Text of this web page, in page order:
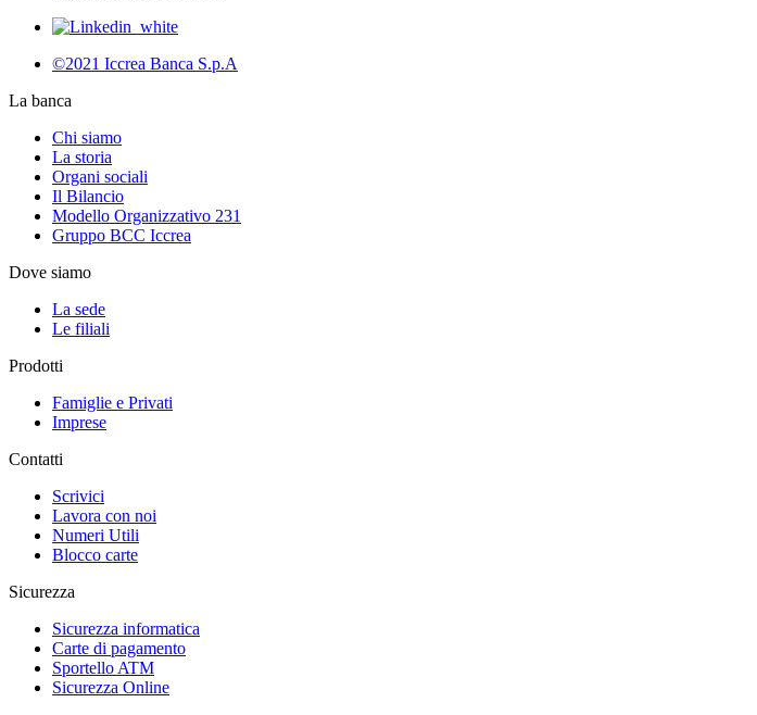
©2021 Iccrea Banca S.p.A
La banca
Chi siamo
La storia
Organi sociali
Il Bilancio
Modello Organizzativo 231
Gruppo BCC Iccrea
Dove siamo
La sede
Le filiali
Prodotti
Famiglie e Privati
Imprese
Contatti
Scrivici
Lavora con noi
Numeri Utili
Blocco carte
Sicurezza
Sicurezza informatica
Carte di pagamento
Sportello ATM
Sicurezza Online